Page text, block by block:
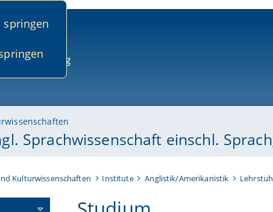
springen
Sprachwissenschaft einschl.
Kulturwissenschaften Institute Anglistik/Amerikanistik